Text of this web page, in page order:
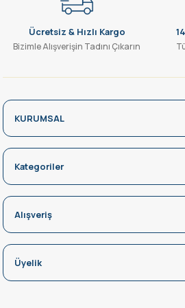
Ücretsiz & Hızlı Kargo
Bizimle Alışverişin Tadını Çıkarın
KURUMSAL
Kategoriler
Alışveriş
Üyelik